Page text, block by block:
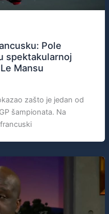
Pole
spektakularnoj
Mansu
zašto je jedan od
šampionata. Na